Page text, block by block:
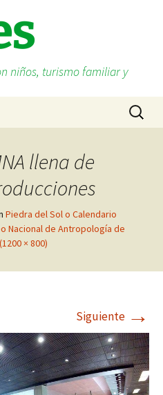
niños, turismo familiar y
Buscar:
llena de
Piedra del Sol o Calendario
Nacional de Antropología de
× 800)
Siguiente →